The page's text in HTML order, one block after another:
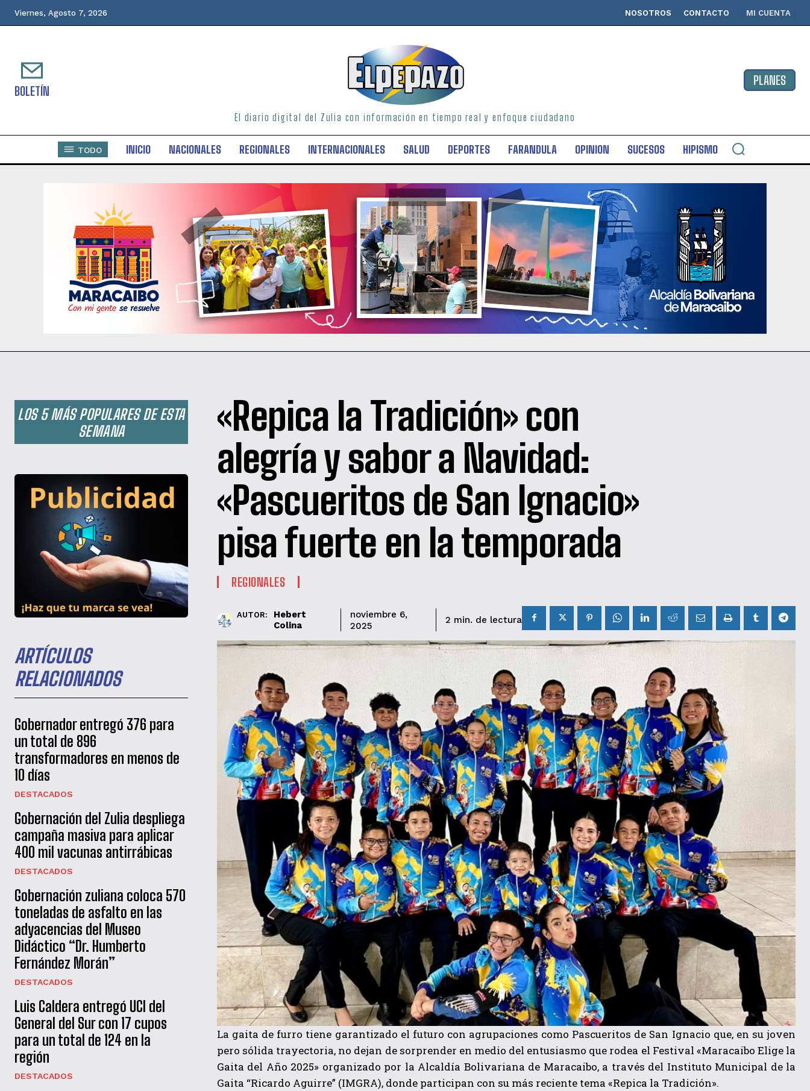
Viernes, Agosto 7, 2026 NOSOTROS CONTACTO MI CUENTA
BOLETÍN
El diario digital del Zulia con información en tiempo real y enfoque ciudadano
PLANES
TODO INICIO NACIONALES REGIONALES INTERNACIONALES SALUD DEPORTES FARANDULA OPINION SUCESOS HIPISMO
LOS 5 MÁS POPULARES DE ESTA
SEMANA
ARTÍCULOS
RELACIONADOS
Gobernador entregó 376 para
un total de 896
transformadores en menos de
10 días
DESTACADOS
Gobernación del Zulia despliega
campaña masiva para aplicar
400 mil vacunas antirrábicas
DESTACADOS
Gobernación zuliana coloca 570
toneladas de asfalto en las
adyacencias del Museo
Didáctico “Dr. Humberto
Fernández Morán”
DESTACADOS
Luis Caldera entregó UCI del
General del Sur con 17 cupos
para un total de 124 en la
región
DESTACADOS
«Repica la Tradición» con
alegría y sabor a Navidad:
«Pascueritos de San Ignacio»
pisa fuerte en la temporada
REGIONALES
AUTOR:
Hebert
Colina
noviembre 6,
2025
2 min. de lectura
La gaita de furro tiene garantizado el futuro con agrupaciones como Pascueritos de San Ignacio que, en su joven
pero sólida trayectoria, no dejan de sorprender en medio del entusiasmo que rodea el Festival «Maracaibo Elige la
Gaita del Año 2025» organizado por la Alcaldía Bolivariana de Maracaibo, a través del Instituto Municipal de la
Gaita “Ricardo Aguirre” (IMGRA), donde participan con su más reciente tema «Repica la Tradición».